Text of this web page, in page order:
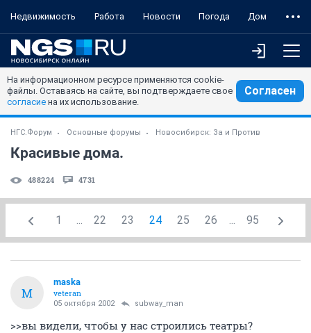
Недвижимость Работа Новости Погода Дом
На информационном ресурсе применяются cookie-
файлы. Оставаясь на сайте, вы подтверждаете свое
согласие на их использование.
Согласен
НГС.Форум Основные форумы Новосибирск: За и Против
Красивые дома.
488224 4731
1 ... 22 23 24 25 26 ... 95
M
maska
veteran
05 октября 2002 subway_man
>>вы видели, чтобы у нас строились театры?